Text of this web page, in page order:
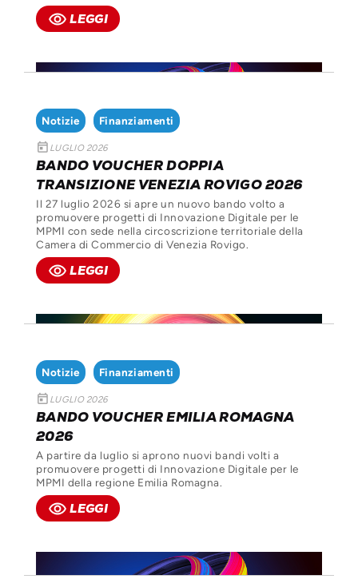
remove_red_eye LEGGI
Notizie Finanziamenti
today LUGLIO 2026
BANDO VOUCHER DOPPIA
TRANSIZIONE VENEZIA ROVIGO 2026
Il 27 luglio 2026 si apre un nuovo bando volto a
promuovere progetti di Innovazione Digitale per le
MPMI con sede nella circoscrizione territoriale della
Camera di Commercio di Venezia Rovigo.
remove_red_eye LEGGI
Notizie Finanziamenti
today LUGLIO 2026
BANDO VOUCHER EMILIA ROMAGNA
2026
A partire da luglio si aprono nuovi bandi volti a
promuovere progetti di Innovazione Digitale per le
MPMI della regione Emilia Romagna.
remove_red_eye LEGGI